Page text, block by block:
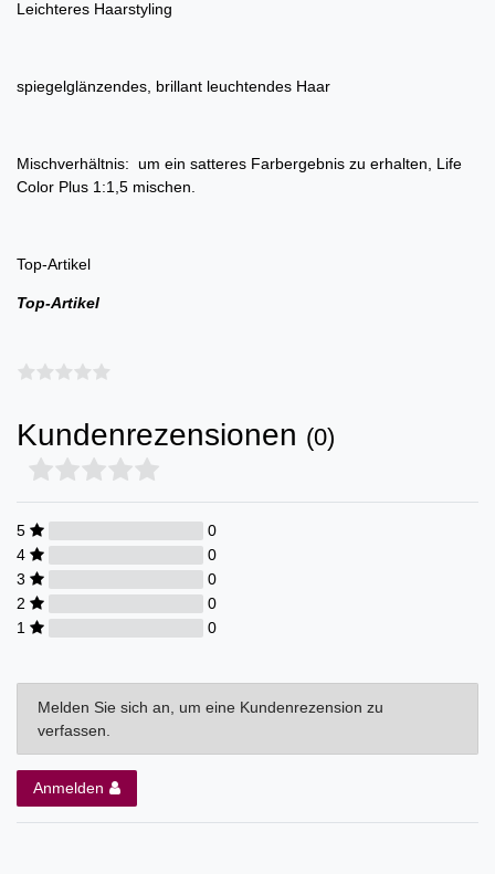
Leichteres Haarstyling
spiegelglänzendes, brillant leuchtendes Haar
Mischverhältnis: um ein satteres Farbergebnis zu erhalten, Life
Color Plus 1:1,5 mischen.
Top-Artikel
Top-Artikel
Kundenrezensionen (0)
5
0
4
0
3
0
2
0
1
0
Melden Sie sich an, um eine Kundenrezension zu
verfassen.
Anmelden